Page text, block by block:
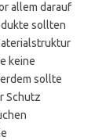
allem darauf
sollten
keine
sollte
Schutz